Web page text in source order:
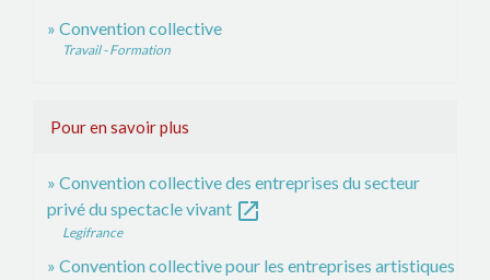
Convention collective
Travail - Formation
Pour en savoir plus
Convention collective des entreprises du secteur
privé du spectacle vivant open_in_new
Legifrance
Convention collective pour les entreprises artistiques